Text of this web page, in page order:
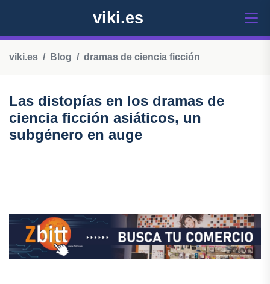
viki.es
viki.es Blog dramas de ciencia ficción
Las distopías en los dramas de
ciencia ficción asiáticos, un
subgénero en auge